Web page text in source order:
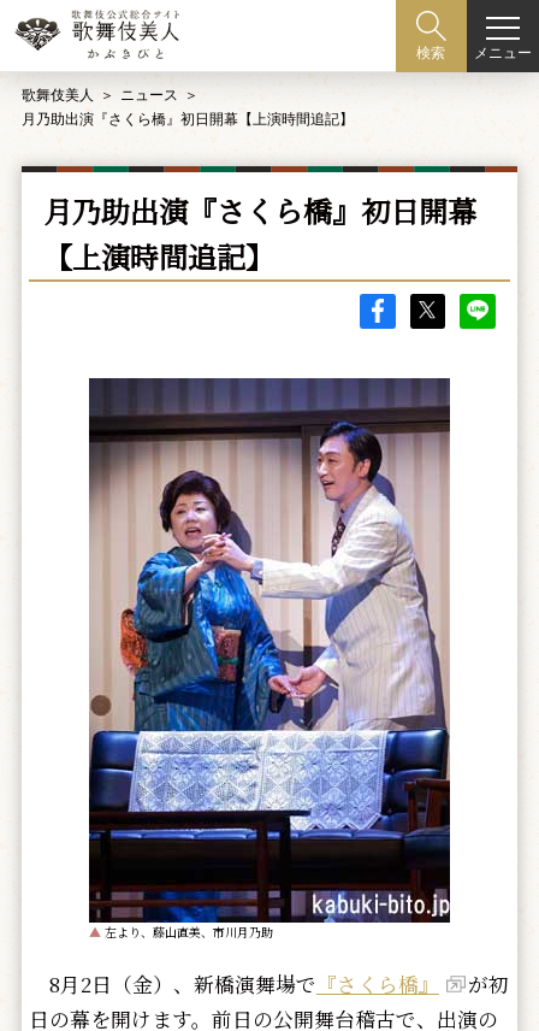
検索 メニュー
歌舞伎美人
ニュース
月乃助出演『さくら橋』初日開幕【上演時間追記】
月乃助出演『さくら橋』初日開幕
【上演時間追記】
▲ 左より、藤山直美、市川月乃助
8月2日（金）、新橋演舞場で 『さくら橋』
が初
日の幕を開けます。前日の公開舞台稽古で、出演の